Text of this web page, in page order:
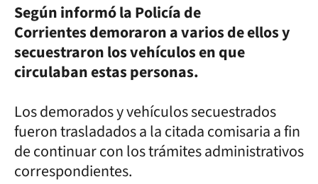
Según informó la Policía de
Corrientes demoraron a varios de ellos y
secuestraron los vehículos en que
circulaban estas personas.
Los demorados y vehículos secuestrados
fueron trasladados a la citada comisaria a fin
de continuar con los trámites administrativos
correspondientes.